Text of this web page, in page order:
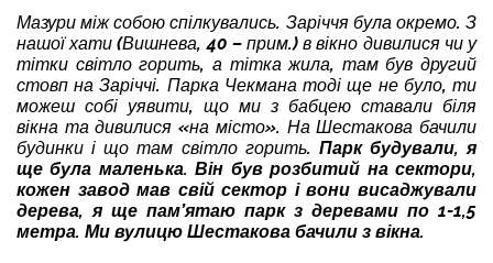
Мазури між собою спілкувались. Заріччя була окремо. З
нашої хати (Вишнева, 40 – прим.) в вікно дивилися чи у
тітки світло горить, а тітка жила, там був другий
стовп на Заріччі. Парка Чекмана тоді ще не було, ти
можеш собі уявити, що ми з бабцею ставали біля
вікна та дивилися «на місто». На Шестакова бачили
будинки і що там світло горить. Парк будували, я
ще була маленька. Він був розбитий на сектори,
кожен завод мав свій сектор і вони висаджували
дерева, я ще пам’ятаю парк з деревами по 1-1,5
метра. Ми вулицю Шестакова бачили з вікна.